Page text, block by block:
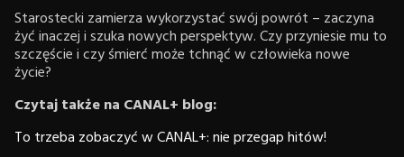
Starostecki zamierza wykorzystać swój powrót – zaczyna
żyć inaczej i szuka nowych perspektyw. Czy przyniesie mu to
szczęście i czy śmierć może tchnąć w człowieka nowe
życie?
Czytaj także na CANAL+ blog:
To trzeba zobaczyć w CANAL+: nie przegap hitów!